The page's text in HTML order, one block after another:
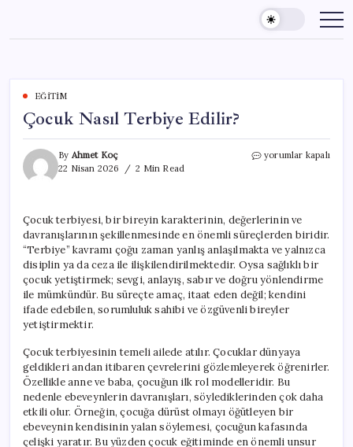
content
EĞITIM
Çocuk Nasıl Terbiye Edilir?
By Ahmet Koç
22 Nisan 2026
2 Min Read
Çocuk
yorumlar kapalı
Çocuk terbiyesi, bir bireyin karakterinin, değerlerinin ve
davranışlarının şekillenmesinde en önemli süreçlerden biridir.
“Terbiye” kavramı çoğu zaman yanlış anlaşılmakta ve yalnızca
disiplin ya da ceza ile ilişkilendirilmektedir. Oysa sağlıklı bir
çocuk yetiştirmek; sevgi, anlayış, sabır ve doğru yönlendirme
ile mümkündür. Bu süreçte amaç, itaat eden değil; kendini
ifade edebilen, sorumluluk sahibi ve özgüvenli bireyler
yetiştirmektir.
Çocuk terbiyesinin temeli ailede atılır. Çocuklar dünyaya
geldikleri andan itibaren çevrelerini gözlemleyerek öğrenirler.
Özellikle anne ve baba, çocuğun ilk rol modelleridir. Bu
nedenle ebeveynlerin davranışları, söylediklerinden çok daha
etkili olur. Örneğin, çocuğa dürüst olmayı öğütleyen bir
ebeveynin kendisinin yalan söylemesi, çocuğun kafasında
çelişki yaratır. Bu yüzden çocuk eğitiminde en önemli unsur